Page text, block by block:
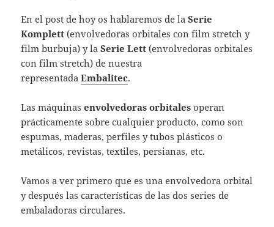
En el post de hoy os hablaremos de laSerie
Komplett(envolvedoras orbitales con film stretch y
film burbuja) y laSerie Lett (envolvedoras orbitales
con film stretch) de nuestra
representadaEmbalitec.
Las máquinasenvolvedoras orbitales operan
prácticamente sobre cualquier producto, como son
espumas, maderas, perfiles y tubos plásticos o
metálicos, revistas, textiles, persianas, etc.
Vamos a ver primero que es una envolvedora orbital
y después las características de las dos series de
embaladoras circulares.